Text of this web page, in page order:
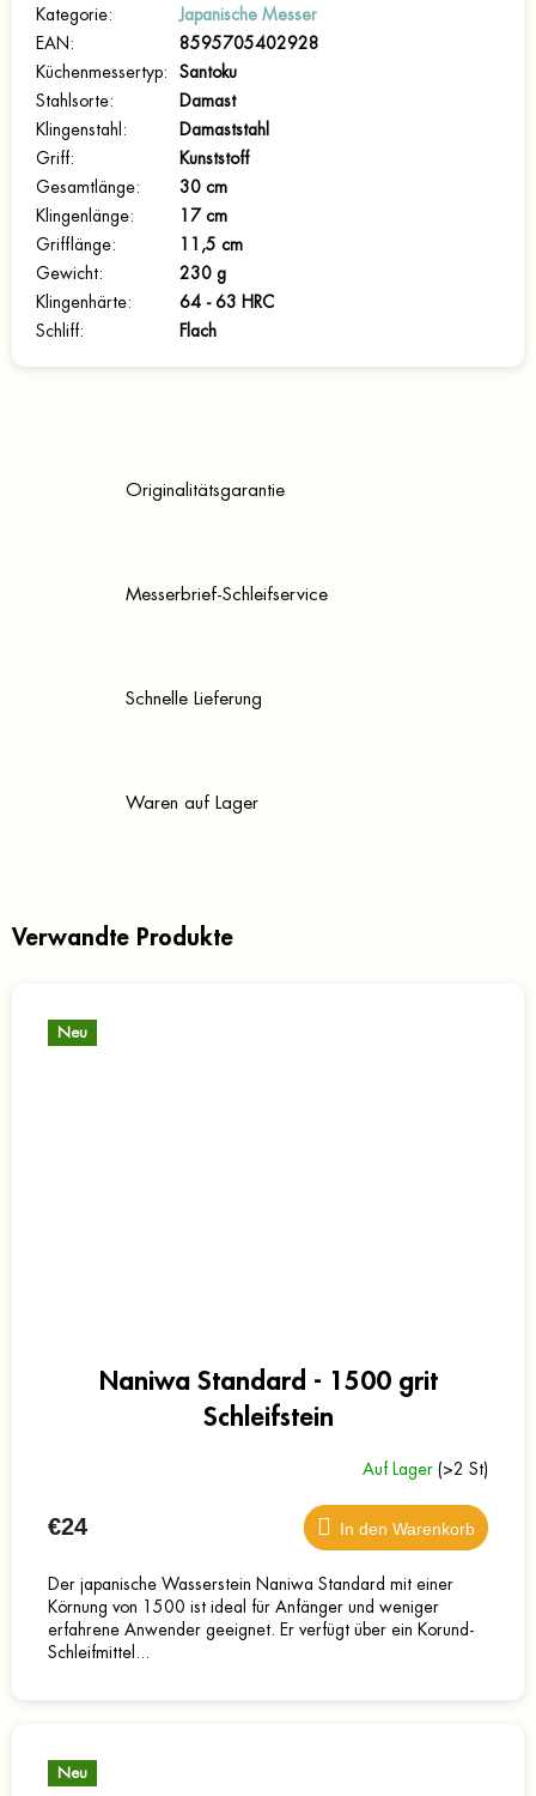
Kategorie:
Japanische Messer
EAN :
8595705402928
Küchenmessertyp:
Santoku
Stahlsorte:
Damast
Klingenstahl :
Damaststahl
Griff:
Kunststoff
Gesamtlänge:
30 cm
Klingenlänge:
17 cm
Grifflänge:
11,5 cm
Gewicht:
230 g
Klingenhärte:
64 - 63 HRC
Schliff: Flach
Originalitätsgarantie
Messerbrief-Schleifservice
Schnelle Lieferung
Waren auf Lager
Verwandte Produkte
Neu
Naniwa Standard - 1500 grit
Schleifstein
Auf Lager (>2 St)
€24 In den Warenkorb
Der japanische Wasserstein Naniwa Standard mit einer
Körnung von 1500 ist ideal für Anfänger und weniger
erfahrene Anwender geeignet. Er verfügt über ein Korund-
Schleifmittel...
Neu